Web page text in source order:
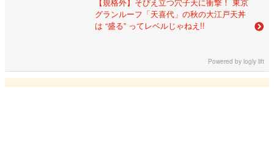
グランルーフ「天喜代」の秋の大江戸天丼
は “盛る” ってレベルじゃねえ!!
Powered bylogly lift